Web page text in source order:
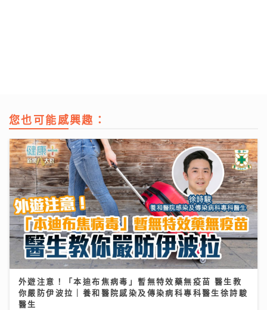
您也可能感興趣：
外遊注意！「本迪布焦病毒」暫無特效藥無疫苗 醫生教
你嚴防伊波拉｜養和醫院感染及傳染病科專科醫生徐詩駿
醫生
《QK玉瑛室》｜施匡翹與JC新歌唱出女生之間細膩情感
《JZ Society》把友情變成音樂企劃